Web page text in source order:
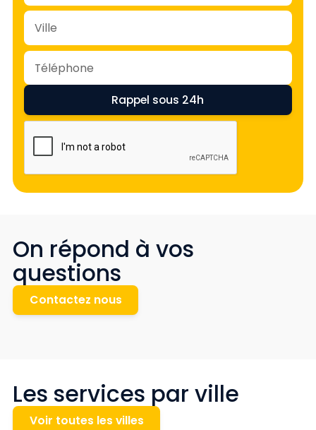
On répond à vos
questions
Contactez nous
Les services par ville
Voir toutes les villes